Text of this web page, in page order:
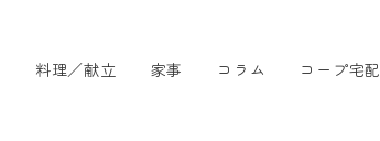
料理／献立 家事 コラム コープ宅配